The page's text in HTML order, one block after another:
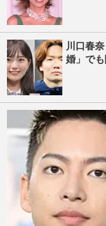
川口春
婚」で